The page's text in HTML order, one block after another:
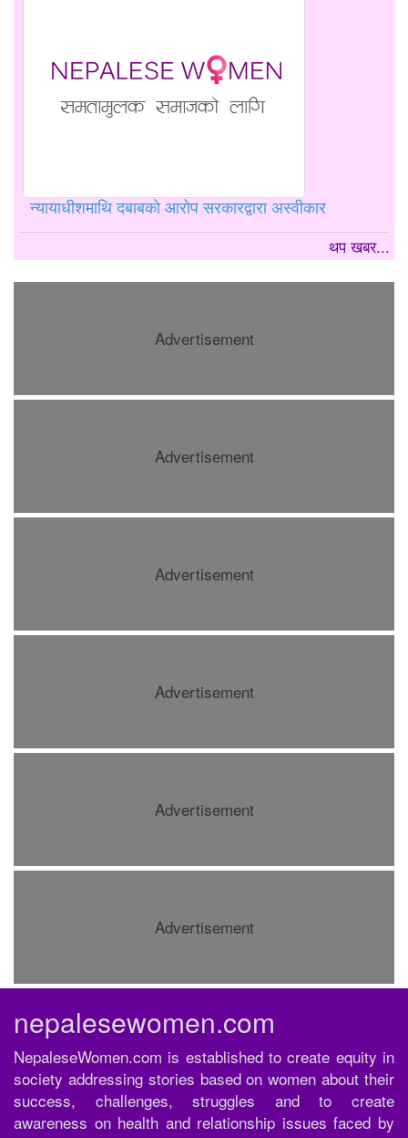
न्यायाधीशमाथि दबाबको आरोप सरकारद्वारा अस्वीकार
थप खबर...
Advertisement
Advertisement
Advertisement
Advertisement
Advertisement
Advertisement
nepalesewomen.com
NepaleseWomen.com is established to create equity in
society addressing stories based on women about their
success, challenges, struggles and to create
awareness on health and relationship issues faced by